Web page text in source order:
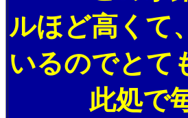
ルほど高くて
いるのでとて
此処で毎日